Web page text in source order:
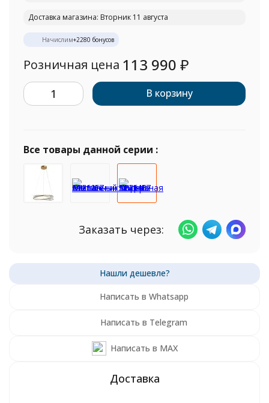
Доставка магазина: Вторник 11 августа
Начислим+2280 бонусов
Розничная цена 113 990 ₽
В корзину
Все товары данной серии :
Заказать через:
Написать в Whatsapp
Написать в Telegram
Написать в MAX